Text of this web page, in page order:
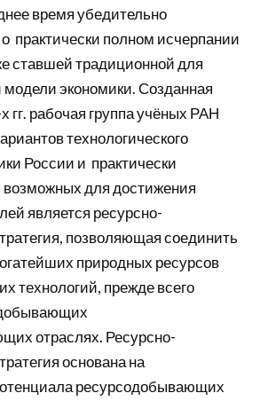
время убедительно
практически полном исчерпании
ставшей традиционной для
экономики. Созданная
гг. рабочая группа учёных РАН
технологического
России и практически
для достижения
является ресурсно-
позволяющая соединить
природных ресурсов
технологий, прежде всего
отраслях. Ресурсно-
основана на
ресурсодобывающих